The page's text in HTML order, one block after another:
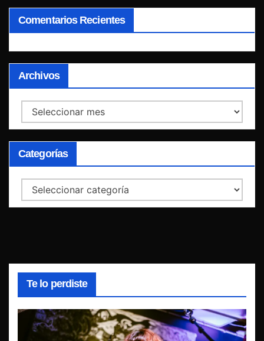
Comentarios Recientes
Archivos
Archivos
Categorías
Categorías
Te lo perdiste